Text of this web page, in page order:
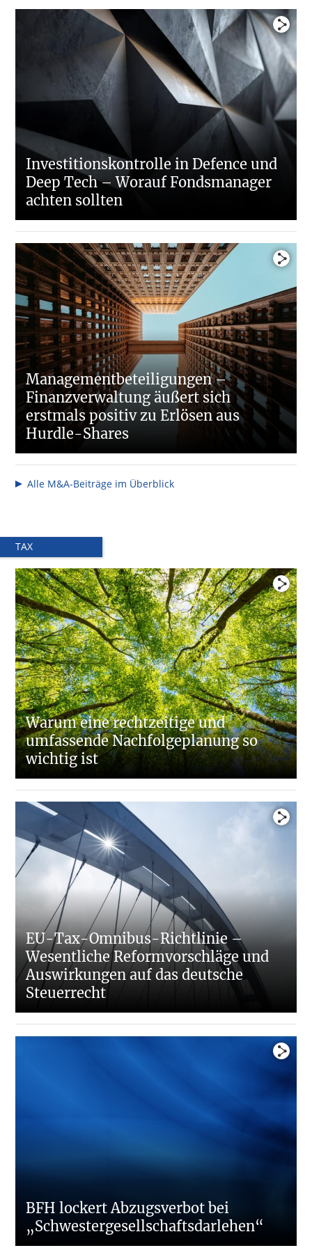
Die Corona-Krise als Katalysator für Megatrends?
Interview: Fondsmanagement in Zeiten von
Insolvenzrechtsfragen in Corona-Zeiten
Investitionskontrolle in Defence und
Deep Tech – Worauf Fondsmanager
achten sollten
Managementbeteiligungen –
Finanzverwaltung äußert sich
erstmals positiv zu Erlösen aus
Hurdle-Shares
Alle M&A-Beiträge im Überblick
TAX
Warum eine rechtzeitige und
umfassende Nachfolgeplanung so
wichtig ist
EU-Tax-Omnibus-Richtlinie –
Wesentliche Reformvorschläge und
Auswirkungen auf das deutsche
Steuerrecht
BFH lockert Abzugsverbot bei
„Schwestergesellschaftsdarlehen“